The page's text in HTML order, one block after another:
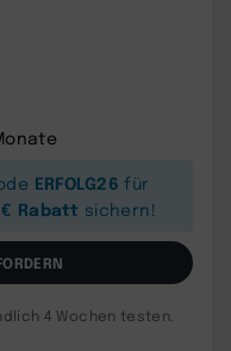
ERFOLG26 für
Rabatt sichern!
4 Wochen testen.